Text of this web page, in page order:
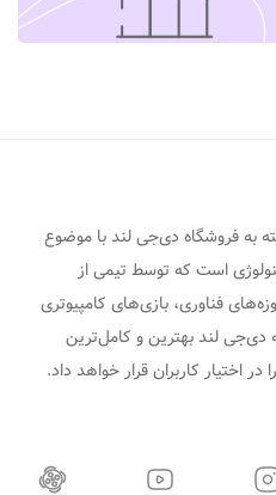
به فروشگاه دی‌جی لند با موضوع
است که توسط تیمی از
فناوری، بازی‌های کامپیوتری
لند بهترین و کامل‌ترین
اختیار کاربران قرار خواهد داد.